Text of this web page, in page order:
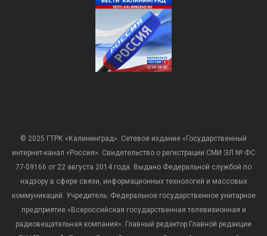
© 2025 ГТРК «Калининград». Сетевое издание «Государственный
интернет-канал «Россия». Свидетельство о регистрации СМИ ЭЛ № ФС
77-59166 от 22 августа 2014 года. Выдано Федеральной службой по
надзору в сфере связи, информационных технологий и массовых
коммуникаций. Учредитель: Федеральное государственное унитарное
предприятие «Всероссийская государственная телевизионная и
радиовещательная компания». Главный редактор Главной редакции